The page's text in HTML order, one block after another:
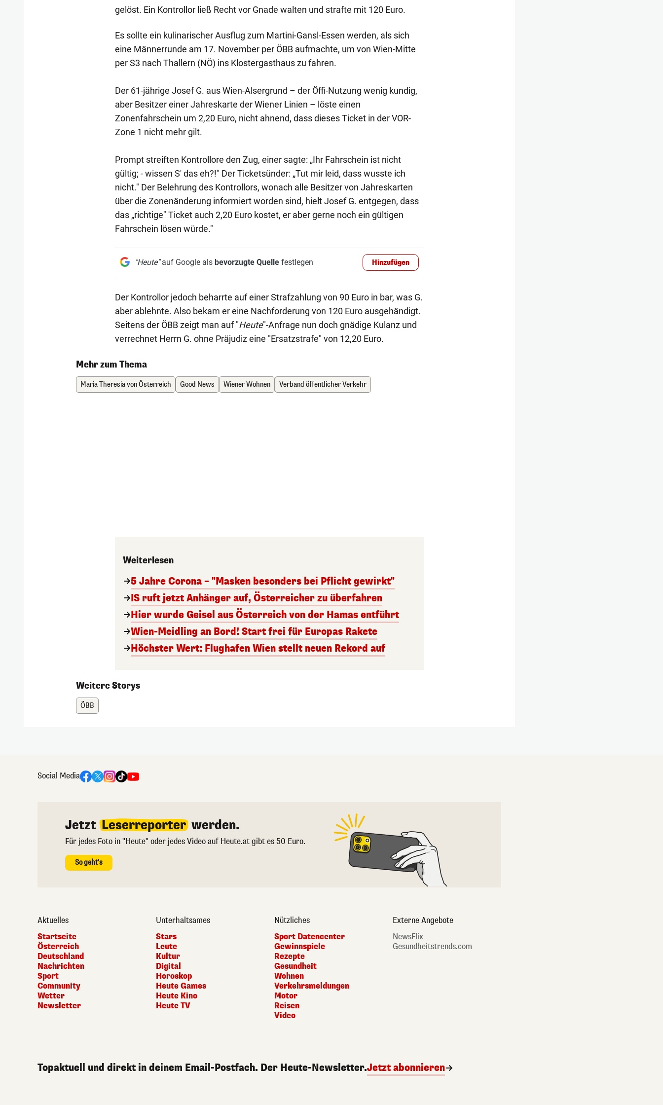
gelöst. Ein Kontrollor ließ Recht vor Gnade walten und strafte mit 120 Euro.
Es sollte ein kulinarischer Ausflug zum Martini-Gansl-Essen werden, als sich
eine Männerrunde am 17. November per ÖBB aufmachte, um von Wien-Mitte
per S3 nach Thallern (NÖ) ins Klostergasthaus zu fahren.
Der 61-jährige Josef G. aus Wien-Alsergrund – der Öffi-Nutzung wenig kundig,
aber Besitzer einer Jahreskarte der Wiener Linien – löste einen
Zonenfahrschein um 2,20 Euro, nicht ahnend, dass dieses Ticket in der VOR-
Zone 1 nicht mehr gilt.
Prompt streiften Kontrollore den Zug, einer sagte: „Ihr Fahrschein ist nicht
gültig; - wissen S' das eh?!" Der Ticketsünder: „Tut mir leid, dass wusste ich
nicht." Der Belehrung des Kontrollors, wonach alle Besitzer von Jahreskarten
über die Zonenänderung informiert worden sind, hielt Josef G. entgegen, dass
das „richtige" Ticket auch 2,20 Euro kostet, er aber gerne noch ein gültigen
Fahrschein lösen würde."
"Heute"auf Google als bevorzugte Quellefestlegen Hinzufügen
Der Kontrollor jedoch beharrte auf einer Strafzahlung von 90 Euro in bar, was G.
aber ablehnte. Also bekam er eine Nachforderung von 120 Euro ausgehändigt.
Seitens der ÖBB zeigt man auf "Heute"-Anfrage nun doch gnädige Kulanz und
verrechnet Herrn G. ohne Präjudiz eine "Ersatzstrafe" von 12,20 Euro.
Mehr zum Thema
Maria Theresia von Österreich Good News Wiener Wohnen Verband öffentlicher Verkehr
Weiterlesen
5 Jahre Corona – "Masken besonders bei Pflicht gewirkt"
IS ruft jetzt Anhänger auf, Österreicher zu überfahren
Hier wurde Geisel aus Österreich von der Hamas entführt
Wien-Meidling an Bord! Start frei für Europas Rakete
Höchster Wert: Flughafen Wien stellt neuen Rekord auf
Weitere Storys
ÖBB
Social Media
Jetzt Leserreporter werden.
Für jedes Foto in "Heute" oder jedes Video auf Heute.at gibt es 50 Euro.
So geht's
Aktuelles
Startseite
Österreich
Deutschland
Nachrichten
Sport
Community
Wetter
Newsletter
Unterhaltsames
Stars
Leute
Kultur
Digital
Horoskop
Heute Games
Heute Kino
Heute TV
Nützliches
Sport Datencenter
Gewinnspiele
Rezepte
Gesundheit
Wohnen
Verkehrsmeldungen
Motor
Reisen
Video
Externe Angebote
NewsFlix
Gesundheitstrends.com
Topaktuell und direkt in deinem Email-Postfach. Der Heute-Newsletter.Jetzt abonnieren